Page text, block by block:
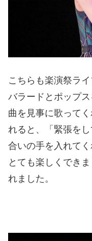
こちらも楽演祭ラ
バラードとポップ
曲を見事に歌って
れると、「緊張を
合いの手を入れて
とても楽しくでき
れました。